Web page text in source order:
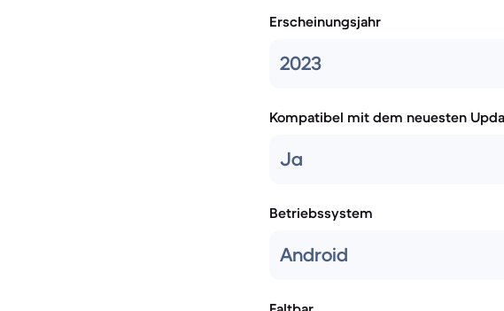
Erscheinungsjahr
2023
Kompatibel mit dem neuesten
Ja
Betriebssystem
Android